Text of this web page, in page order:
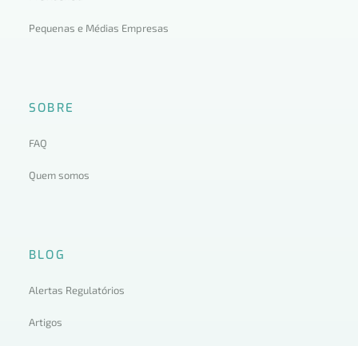
Pequenas e Médias Empresas
SOBRE
FAQ
Quem somos
BLOG
Alertas Regulatórios
Artigos